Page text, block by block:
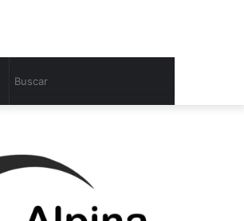
Cambiar